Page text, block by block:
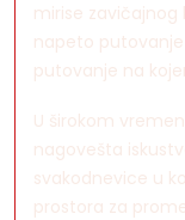
mirise zavičajnog
napeto
putovanje na
U širokom
nagovešta
svakodnevice u
prostora za